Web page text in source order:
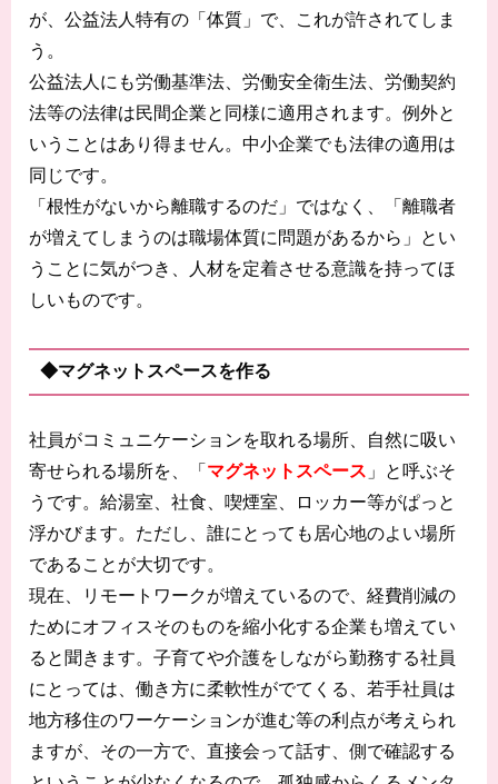
が、公益法人特有の「体質」で、これが許されてしま
う。
公益法人にも労働基準法、労働安全衛生法、労働契約
法等の法律は民間企業と同様に適用されます。例外と
いうことはあり得ません。中小企業でも法律の適用は
同じです。
「根性がないから離職するのだ」ではなく、「離職者
が増えてしまうのは職場体質に問題があるから」とい
うことに気がつき、人材を定着させる意識を持ってほ
しいものです。
◆マグネットスペースを作る
社員がコミュニケーションを取れる場所、自然に吸い
寄せられる場所を、「 マグネットスペース 」と呼ぶそ
うです。給湯室、社食、喫煙室、ロッカー等がぱっと
浮かびます。ただし、誰にとっても居心地のよい場所
であることが大切です。
現在、リモートワークが増えているので、経費削減の
ためにオフィスそのものを縮小化する企業も増えてい
ると聞きます。子育てや介護をしながら勤務する社員
にとっては、働き方に柔軟性がでてくる、若手社員は
地方移住のワーケーションが進む等の利点が考えられ
ますが、その一方で、直接会って話す、側で確認する